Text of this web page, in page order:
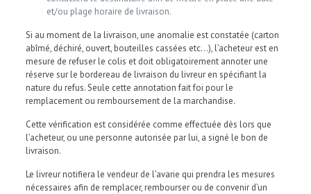
et/ou plage horaire de livraison.
Si au moment de la livraison, une anomalie est constatée (carton
abîmé, déchiré, ouvert, bouteilles cassées etc…), l’acheteur est en
mesure de refuser le colis et doit obligatoirement annoter une
réserve sur le bordereau de livraison du livreur en spécifiant la
nature du refus. Seule cette annotation fait foi pour le
remplacement ou remboursement de la marchandise.
Cette vérification est considérée comme effectuée dès lors que
l’acheteur, ou une personne autorisée par lui, a signé le bon de
livraison.
Le livreur notifiera le vendeur de l’avarie qui prendra les mesures
nécessaires afin de remplacer, rembourser ou de convenir d’un